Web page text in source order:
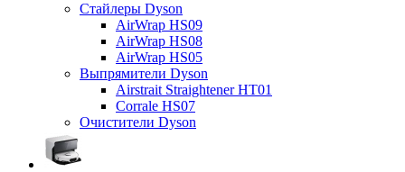
Стайлеры Dyson
AirWrap HS09
AirWrap HS08
AirWrap HS05
Выпрямители Dyson
Airstrait Straightener HT01
Corrale HS07
Очистители Dyson